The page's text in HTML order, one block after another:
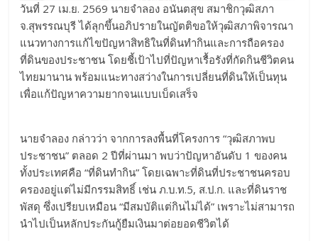
​วันที่ 27 เม.ย. 2569 นายจำลอง อนันตสุข สมาชิกวุฒิสภา
จ.สุพรรณบุรี ได้ลุกขึ้นอภิปรายในญัตติขอให้วุฒิสภาพิจารณา
แนวทางการแก้ไขปัญหาสิทธิในที่ดินทำกินและการถือครอง
ที่ดินของประชาชน โดยชี้เป้าไปที่ปัญหาเรื้อรังที่กัดกินชีวิตคน
ไทยมานาน พร้อมแนะทางสว่างในการเปลี่ยนที่ดินให้เป็นทุน
เพื่อแก้ปัญหาความยากจนแบบเบ็ดเสร็จ
​นายจำลอง กล่าวว่า จากการลงพื้นที่โครงการ “วุฒิสภาพบ
ประชาชน” ตลอด 2 ปีที่ผ่านมา พบว่าปัญหาอันดับ 1 ของคน
ทั้งประเทศคือ “ที่ดินทำกิน” โดยเฉพาะที่ดินที่ประชาชนครอบ
ครองอยู่แต่ไม่มีกรรมสิทธิ์ เช่น ภ.บ.ท.5, ส.ป.ก. และที่ดินราช
พัสดุ ซึ่งเปรียบเหมือน “มีสมบัติแต่กินไม่ได้” เพราะไม่สามารถ
นำไปเป็นหลักประกันกู้ยืมเงินมาต่อยอดชีวิตได้